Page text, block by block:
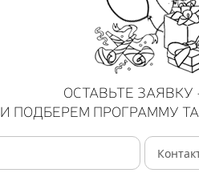
ОСТАВЬТЕ
И ПОДБЕРЕМ ПРОГРАММУ